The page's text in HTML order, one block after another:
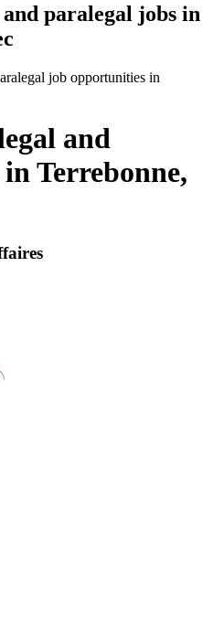
paralegal jobs in
job opportunities in
and
Terrebonne,